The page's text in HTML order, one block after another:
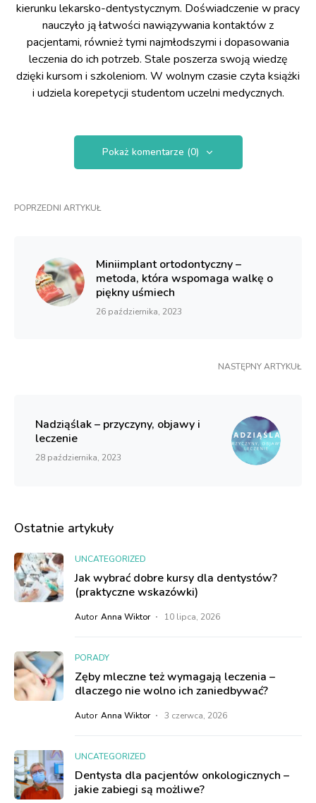
kierunku lekarsko-dentystycznym. Doświadczenie w pracy
nauczyło ją łatwości nawiązywania kontaktów z
pacjentami, również tymi najmłodszymi i dopasowania
leczenia do ich potrzeb. Stale poszerza swoją wiedzę
dzięki kursom i szkoleniom. W wolnym czasie czyta książki
i udziela korepetycji studentom uczelni medycznych.
Pokaż komentarze (0)
POPRZEDNI ARTYKUŁ
Miniimplant ortodontyczny –
metoda, która wspomaga walkę o
piękny uśmiech
26 października, 2023
NASTĘPNY ARTYKUŁ
Nadziąślak – przyczyny, objawy i
leczenie
28 października, 2023
Ostatnie artykuły
UNCATEGORIZED
Jak wybrać dobre kursy dla dentystów?
(praktyczne wskazówki)
Autor Anna Wiktor 10 lipca, 2026
PORADY
Zęby mleczne też wymagają leczenia –
dlaczego nie wolno ich zaniedbywać?
Autor Anna Wiktor 3 czerwca, 2026
UNCATEGORIZED
Dentysta dla pacjentów onkologicznych –
jakie zabiegi są możliwe?